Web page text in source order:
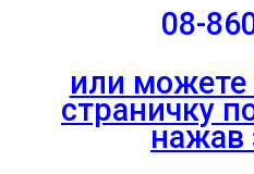
08-
или можете
страничку
нажав